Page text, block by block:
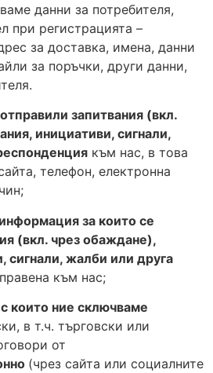
данни за потребителя,
при регистрацията –
за доставка, имена, данни
за поръчки, други данни,
запитвания (вкл.
инициативи, сигнали,
към нас, в това
телефон, електронна
за които се
(вкл. чрез обаждане),
сигнали, жалби или друга
към нас;
които ние сключваме
в т.ч. търговски или
от
(чрез сайта или социалните